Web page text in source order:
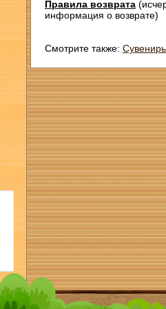
Правила возврата
информация о возврате)
Смотрите также: